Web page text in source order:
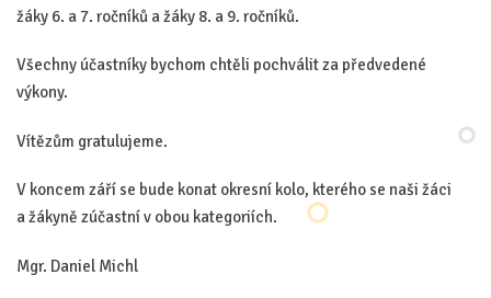
žáky 6. a 7. ročníků a žáky 8. a 9. ročníků.
Všechny účastníky bychom chtěli pochválit za předvedené
výkony.
Vítězům gratulujeme.
V koncem září se bude konat okresní kolo, kterého se naši žáci
a žákyně zúčastní v obou kategoriích.
Mgr. Daniel Michl